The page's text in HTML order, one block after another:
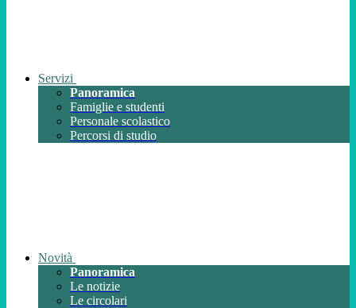
Servizi
Panoramica
Famiglie e studenti
Personale scolastico
Percorsi di studio
Novità
Panoramica
Le notizie
Le circolari